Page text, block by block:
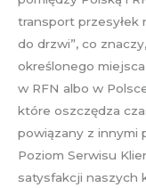
transport przesyłek
do drzwi”, co
określonego
w RFN albo w
które oszczędza
powiązany z innymi
Poziom Serwisu
satysfakcji naszych